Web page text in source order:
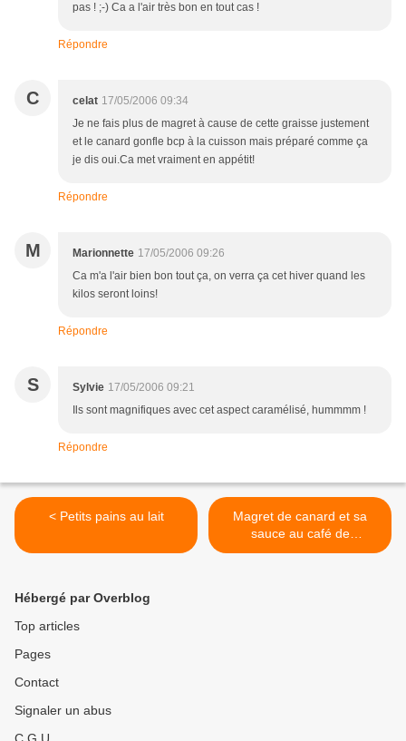
pas ! ;-) Ca a l'air très bon en tout cas !
Répondre
C celat 17/05/2006 09:34
Je ne fais plus de magret à cause de cette graisse justement
et le canard gonfle bcp à la cuisson mais préparé comme ça
je dis oui.Ca met vraiment en appétit!
Répondre
M Marionnette 17/05/2006 09:26
Ca m'a l'air bien bon tout ça, on verra ça cet hiver quand les
kilos seront loins!
Répondre
S Sylvie 17/05/2006 09:21
Ils sont magnifiques avec cet aspect caramélisé, hummmm !
Répondre
< Petits pains au lait
Magret de canard et sa
sauce au café de
Choupette >
Hébergé par Overblog
Top articles
Pages
Contact
Signaler un abus